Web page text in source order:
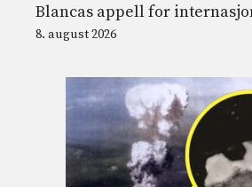
Blancas appell for
8. august 2026